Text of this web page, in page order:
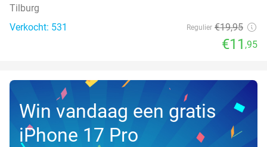
Tilburg
Verkocht: 531
Regulier €19,95
€11 ,95
Win vandaag een gratis
iPhone 17 Pro